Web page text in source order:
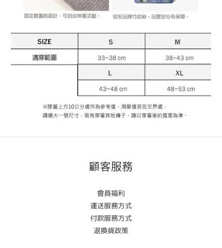
顧客服務
會員福利
運送服務方式
付款服務方式
退換貨政策